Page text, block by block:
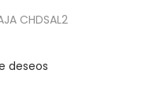
CHDSAL2
deseos